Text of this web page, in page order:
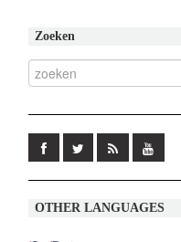
Zoeken
OTHER LANGUAGES